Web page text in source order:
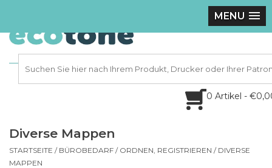
MENU
0 Artikel -
Diverse Mappen
STARTSEITE / BÜROBEDARF / ORDNEN, REGISTRIEREN / DIVERSE
MAPPEN